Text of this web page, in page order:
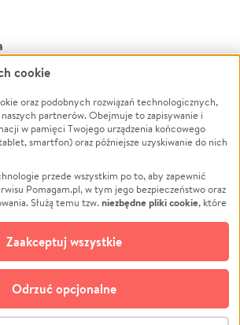
Powódź
Wichura
NGO
Edukacja
Podróż
Impreza
Ochrona środowiska
Biznes
© CROWDING SP. Z O.O.
cookie
oraz podobnych rozwiązań technologicznych,
naszych partnerów. Obejmuje to zapisywanie i
w pamięci Twojego urządzenia końcowego
smartfon) oraz późniejsze uzyskiwanie do nich
przede wszystkim po to, aby zapewnić
Pomagam.pl, w tym jego bezpieczeństwo oraz
Służą temu tzw.niezbędne pliki cookie, które
opcjonalnych plików cookie
i retargetingowych. Możesz wyrazić
lub jej odmówić. W dowolnym momencie masz
preferencji na stronie „Zarządzaj zgodami cookie”,
w stopce serwisu Pomagam.pl. Opcjonalne pliki
w następujących celach:
Odrzuć opcjonalne
Zaakceptuj wszystkie